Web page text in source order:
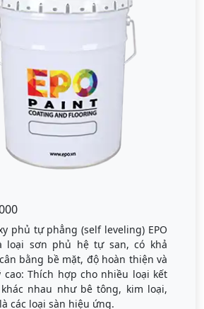
phủ tự phẳng (self leveling) EPO
loại sơn phủ hệ tự san, có khả
bằng bề mặt, độ hoàn thiện và
cao: Thích hợp cho nhiều loại kết
nhau như bê tông, kim loại,
các loại sàn hiệu ứng.